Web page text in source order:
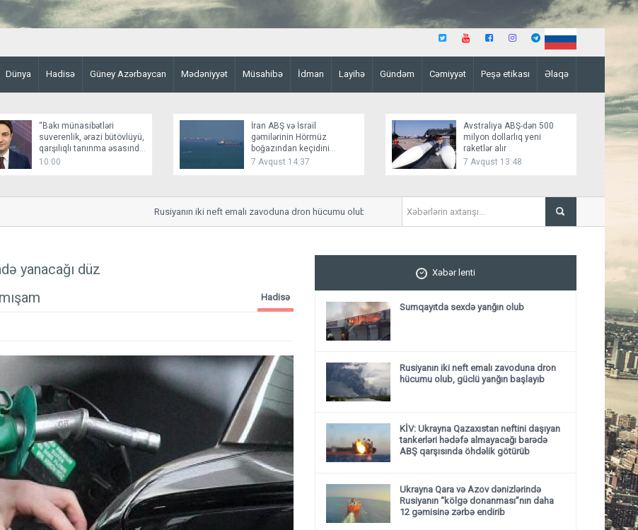
Dünya Hadisə Güney Azərbaycan Mədəniyyət Müsahibə İdman Layihə Gündəm Cəmiyyət Peşə etikası Əlaqə
“Bakı münasibətləri
suverenlik, ərazi bütövlüyü,
qarşılıqlı tanınma əsasında
qurur”
10:00
İran ABŞ və İsrail
gəmilərinin Hörmüz
boğazından keçidini
bağlayır
7 Avqust 14:37
Avstraliya ABŞ-dən 500
milyon dollarlıq yeni
raketlər alır
7 Avqust 13:48
Rusiyanın iki neft emalı zavoduna dron hücumu olub, güclü yanğın başlayıb
KİV: Ukrayna Qazaxıstan
öhdəlik götürüb
yanacağı düz
Hadisə
Xəbər lenti
Sumqayıtda sexdə yanğın olub
Rusiyanın iki neft emalı zavoduna dron
hücumu olub, güclü yanğın başlayıb
KİV: Ukrayna Qazaxıstan neftini daşıyan
tankerləri hədəfə almayacağı barədə
ABŞ qarşısında öhdəlik götürüb
Ukrayna Qara və Azov dənizlərində
Rusiyanın “kölgə donanması”nın daha
12 gəmisinə zərbə endirib